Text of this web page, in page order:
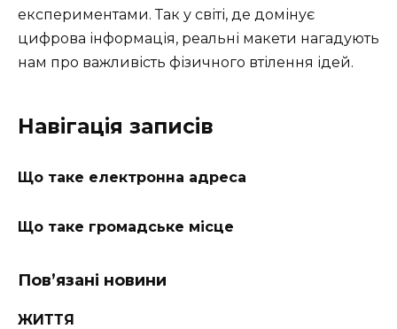
експериментами. Так у світі, де домінує
цифрова інформація, реальні макети нагадують
нам про важливість фізичного втілення ідей.
Навігація записів
Що таке електронна адреса
Що таке громадське місце
Пов’язані новини
ЖИТТЯ